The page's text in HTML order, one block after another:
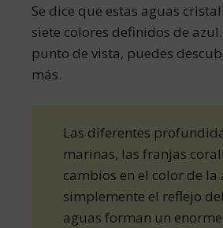
Se dice que estas aguas
siete colores definidos de
punto de vista, puedes
más.
Las diferentes
marinas, las franjas
cambios en el color de la
simplemente el reflejo
aguas forman un